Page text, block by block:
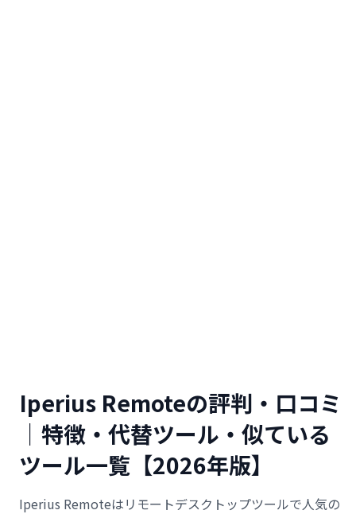
Iperius Remoteの評判・口コミ
｜特徴・代替ツール・似ている
ツール一覧【2026年版】
Iperius Remoteはリモートデスクトップツールで人気の